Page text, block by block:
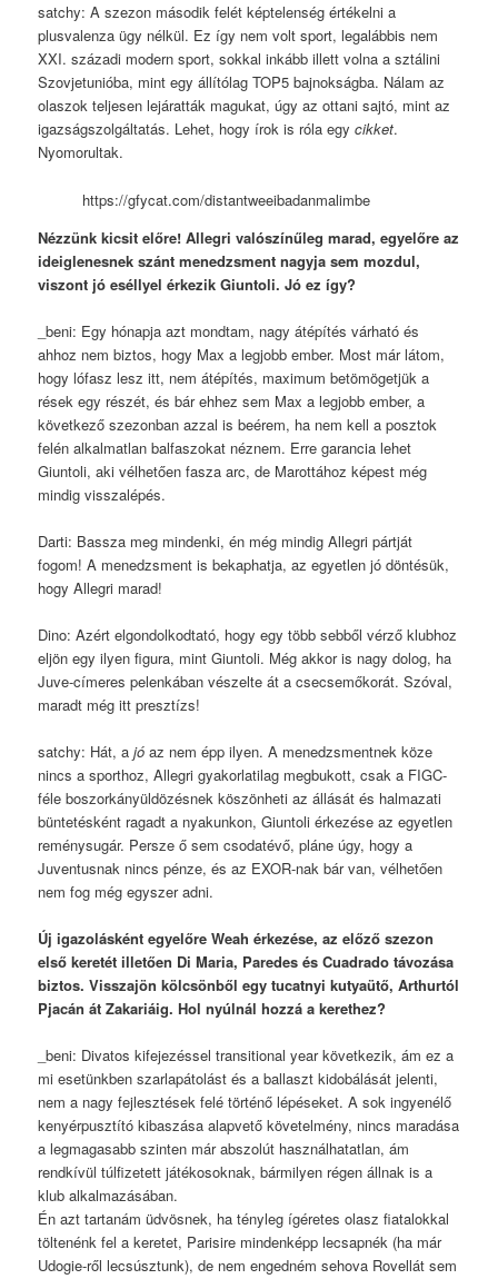
satchy: A szezon második felét képtelenség értékelni a
plusvalenza ügy nélkül. Ez így nem volt sport, legalábbis nem
XXI. századi modern sport, sokkal inkább illett volna a sztálini
Szovjetunióba, mint egy állítólag TOP5 bajnokságba. Nálam az
olaszok teljesen lejáratták magukat, úgy az ottani sajtó, mint az
igazságszolgáltatás. Lehet, hogy írok is róla egycikket.
Nyomorultak.
https://gfycat.com/distantweeibadanmalimbe
Nézzünk kicsit előre! Allegri valószínűleg marad, egyelőre az
ideiglenesnek szánt menedzsment nagyja sem mozdul,
viszont jó eséllyel érkezik Giuntoli. Jó ez így?
_beni: Egy hónapja azt mondtam, nagy átépítés várható és
ahhoz nem biztos, hogy Max a legjobb ember. Most már látom,
hogy lófasz lesz itt, nem átépítés, maximum betömögetjük a
rések egy részét, és bár ehhez sem Max a legjobb ember, a
következő szezonban azzal is beérem, ha nem kell a posztok
felén alkalmatlan balfaszokat néznem. Erre garancia lehet
Giuntoli, aki vélhetően fasza arc, de Marottához képest még
mindig visszalépés.
Darti: Bassza meg mindenki, én még mindig Allegri pártját
fogom! A menedzsment is bekaphatja, az egyetlen jó döntésük,
hogy Allegri marad!
Dino: Azért elgondolkodtató, hogy egy több sebből vérző klubhoz
eljön egy ilyen figura, mint Giuntoli. Még akkor is nagy dolog, ha
Juve-címeres pelenkában vészelte át a csecsemőkorát. Szóval,
maradt még itt presztízs!
satchy: Hát, ajó az nem épp ilyen. A menedzsmentnek köze
nincs a sporthoz, Allegri gyakorlatilag megbukott, csak a FIGC-
féle boszorkányüldözésnek köszönheti az állását és halmazati
büntetésként ragadt a nyakunkon, Giuntoli érkezése az egyetlen
reménysugár. Persze ő sem csodatévő, pláne úgy, hogy a
Juventusnak nincs pénze, és az EXOR-nak bár van, vélhetően
nem fog még egyszer adni.
Új igazolásként egyelőre Weah érkezése, az előző szezon
első keretét illetően Di Maria, Paredes és Cuadrado távozása
biztos. Visszajön kölcsönből egy tucatnyi kutyaütő, Arthurtól
Pjacán át Zakariáig. Hol nyúlnál hozzá a kerethez?
_beni: Divatos kifejezéssel transitional year következik, ám ez a
mi esetünkben szarlapátolást és a ballaszt kidobálását jelenti,
nem a nagy fejlesztések felé történő lépéseket. A sok ingyenélő
kenyérpusztító kibaszása alapvető követelmény, nincs maradása
a legmagasabb szinten már abszolút használhatatlan, ám
rendkívül túlfizetett játékosoknak, bármilyen régen állnak is a
klub alkalmazásában.
Én azt tartanám üdvösnek, ha tényleg ígéretes olasz fiatalokkal
töltenénk fel a keretet, Parisire mindenképp lecsapnék (ha már
Udogie-ről lecsúsztunk), de nem engedném sehova Rovellát sem